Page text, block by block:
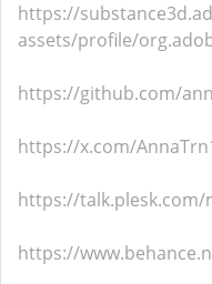
https://
assets/profile/
https://github.com/
https://x.com/
https://
https://